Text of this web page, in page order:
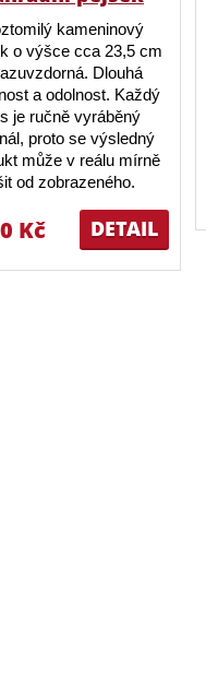
kameninový
o výšce cca 23,5 cm
Dlouhá
a odolnost. Každý
je ručně vyráběný
proto se výsledný
může v reálu mírně
od zobrazeného.
DETAIL
Kč